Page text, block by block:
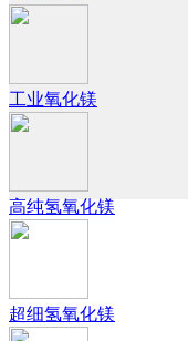
工业氧化镁
高纯氢氧化镁
超细氢氧化镁